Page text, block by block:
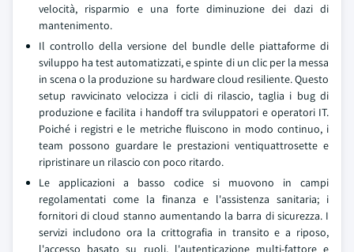
velocità, risparmio e una forte diminuzione dei dazi di
mantenimento.
Il controllo della versione del bundle delle piattaforme di
sviluppo ha test automatizzati, e spinte di un clic per la messa
in scena o la produzione su hardware cloud resiliente. Questo
setup ravvicinato velocizza i cicli di rilascio, taglia i bug di
produzione e facilita i handoff tra sviluppatori e operatori IT.
Poiché i registri e le metriche fluiscono in modo continuo, i
team possono guardare le prestazioni ventiquattrosette e
ripristinare un rilascio con poco ritardo.
Le applicazioni a basso codice si muovono in campi
regolamentati come la finanza e l'assistenza sanitaria; i
fornitori di cloud stanno aumentando la barra di sicurezza. I
servizi includono ora la crittografia in transito e a riposo,
l'accesso basato su ruoli, l'autenticazione multi-fattore e